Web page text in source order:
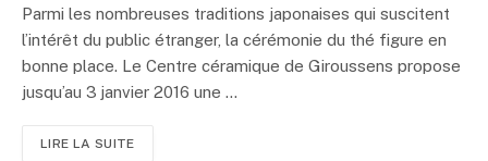
Parmi les nombreuses traditions japonaises qui suscitent
l’intérêt du public étranger, la cérémonie du thé figure en
bonne place. Le Centre céramique de Giroussens propose
jusqu’au 3 janvier 2016 une ...
LIRE LA SUITE